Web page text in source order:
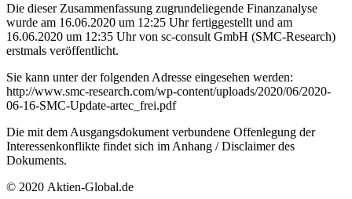
Die dieser Zusammenfassung zugrundeliegende Finanzanalyse
wurde am 16.06.2020 um 12:25 Uhr fertiggestellt und am
16.06.2020 um 12:35 Uhr von sc-consult GmbH (SMC-Research)
erstmals veröffentlicht.
Sie kann unter der folgenden Adresse eingesehen werden:
http://www.smc-research.com/wp-content/uploads/2020/06/2020-
06-16-SMC-Update-artec_frei.pdf
Die mit dem Ausgangsdokument verbundene Offenlegung der
Interessenkonflikte findet sich im Anhang / Disclaimer des
Dokuments.
© 2020 Aktien-Global.de